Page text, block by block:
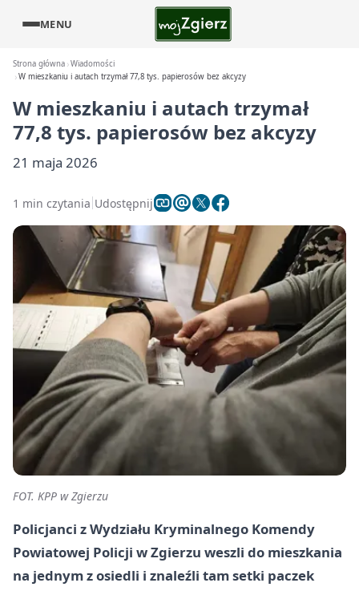
MENU
Strona główna Wiadomości
W mieszkaniu i autach trzymał 77,8 tys. papierosów bez akcyzy
W mieszkaniu i autach trzymał
77,8 tys. papierosów bez akcyzy
21 maja 2026
1 min czytania Udostępnij
FOT. KPP w Zgierzu
Policjanci z Wydziału Kryminalnego Komendy
Powiatowej Policji w Zgierzu weszli do mieszkania
na jednym z osiedli i znaleźli tam setki paczek